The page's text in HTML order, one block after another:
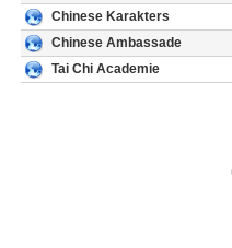
Chinese Karakters
Chinese Ambassade
Tai Chi Academie